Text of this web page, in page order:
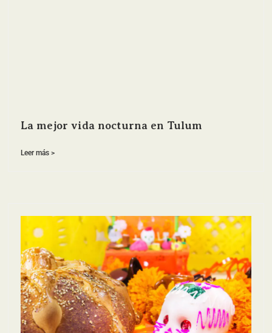
La mejor vida nocturna en Tulum
Leer más >